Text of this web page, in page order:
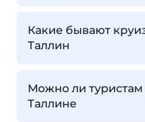
Какие бывают
Таллин
Можно ли туристам
Таллине